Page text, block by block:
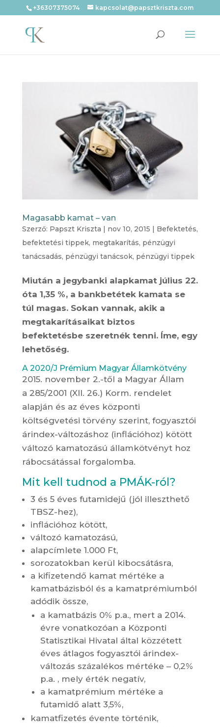
+36307375074 kapcsolat@papsztkriszta.com
Magasabb kamat – van
Szerző: Papszt Kriszta | nov 10, 2015 | Befektetés,
befektetési tippek, megtakarítás, pénzügyi
tanácsadás, pénzügyi tanácsok, pénzügyi tippek
Miután a jegybanki alapkamat július 22.
óta 1,35 %, a bankbetétek kamata se
túl magas. Sokan vannak, akik a
megtakarításaikat biztos
befektetésbe szeretnék tenni. Íme, egy
lehetőség.
A 2020/J Prémium Magyar Államkötvény
2015. november 2.-től a Magyar Állam
a 285/2001 (XII. 26.) Korm. rendelet
alapján és az éves központi
költségvetési törvény szerint, fogyasztói
árindex-változáshoz (inflációhoz) kötött
változó kamatozású államkötvényt hoz
rábocsátással forgalomba.
Mit kell tudnod a PMÁK-ról?
3 és 5 éves futamidejű (jól illeszthető
TBSZ-hez),
inflációhoz kötött,
változó kamatozású,
alapcímlete 1.000 Ft,
sorozatokban kerül kibocsátásra,
a kifizetendő kamat mértéke a
kamatbázisból és a kamatprémiumból
adódik össze,
a kamatbázis 0% p.a., mert a 2014.
évre vonatkozóan a Központi
Statisztikai Hivatal által közzétett
éves átlagos fogyasztói árindex-
változás százalékos mértéke – 0,2%
p.a. , mely érték negatív,
a kamatprémium mértéke a
futamidő alatt 3,5%,
kamatfizetés évente történik,